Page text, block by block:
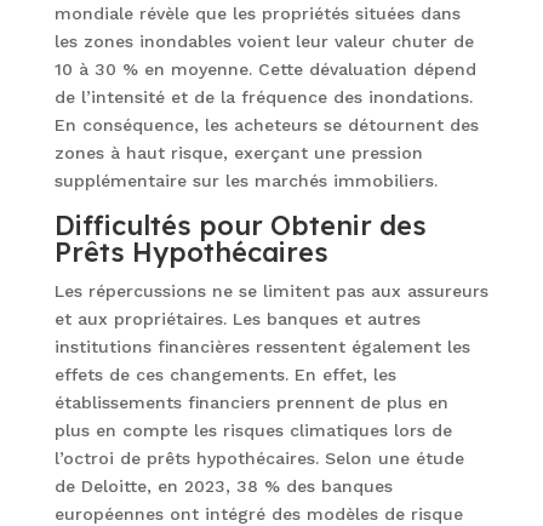
mondiale révèle que les propriétés situées dans
les zones inondables voient leur valeur chuter de
10 à 30 % en moyenne. Cette dévaluation dépend
de l’intensité et de la fréquence des inondations.
En conséquence, les acheteurs se détournent des
zones à haut risque, exerçant une pression
supplémentaire sur les marchés immobiliers.
Difficultés pour Obtenir des
Prêts Hypothécaires
Les répercussions ne se limitent pas aux assureurs
et aux propriétaires. Les banques et autres
institutions financières ressentent également les
effets de ces changements. En effet, les
établissements financiers prennent de plus en
plus en compte les risques climatiques lors de
l’octroi de prêts hypothécaires. Selon une étude
de Deloitte, en 2023, 38 % des banques
européennes ont intégré des modèles de risque